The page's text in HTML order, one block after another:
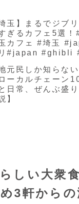
埼玉】まるでジブ
ぎるカフェ5選！
カフェ #埼玉
#japan #ghibli
地元民しか知らな
ーカルチェーン
日常、ぜんぶ盛
】
しい大衆
3軒からの